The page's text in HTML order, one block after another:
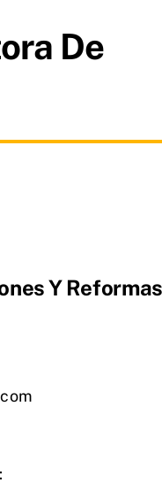
De
Y Reformas